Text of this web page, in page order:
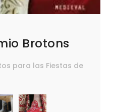
Brotons
para las Fiestas de